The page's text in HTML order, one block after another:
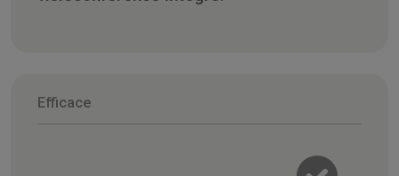
Efficace